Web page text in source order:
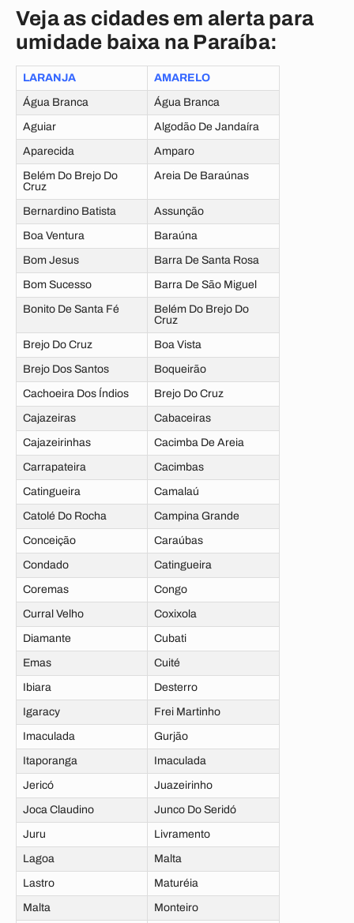
Veja as cidades em alerta para
umidade baixa na Paraíba:
LARANJA AMARELO
Água Branca Água Branca
Aguiar Algodão De Jandaíra
Aparecida Amparo
Belém Do Brejo Do
Cruz
Areia De Baraúnas
Bernardino Batista Assunção
Boa Ventura Baraúna
Bom Jesus Barra De Santa Rosa
Bom Sucesso Barra De São Miguel
Bonito De Santa Fé
Belém Do Brejo Do
Cruz
Brejo Do Cruz Boa Vista
Brejo Dos Santos Boqueirão
Cachoeira Dos Índios Brejo Do Cruz
Cajazeiras Cabaceiras
Cajazeirinhas Cacimba De Areia
Carrapateira Cacimbas
Catingueira Camalaú
Catolé Do Rocha Campina Grande
Conceição Caraúbas
Condado Catingueira
Coremas Congo
Curral Velho Coxixola
Diamante Cubati
Emas Cuité
Ibiara Desterro
Igaracy Frei Martinho
Imaculada Gurjão
Itaporanga Imaculada
Jericó Juazeirinho
Joca Claudino Junco Do Seridó
Juru Livramento
Lagoa Malta
Lastro Maturéia
Malta Monteiro